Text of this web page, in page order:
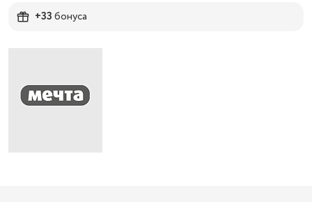
+33бонуса